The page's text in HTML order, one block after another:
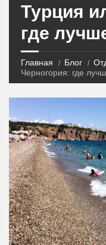
Турция
где
Главная Блог
Черногория: где